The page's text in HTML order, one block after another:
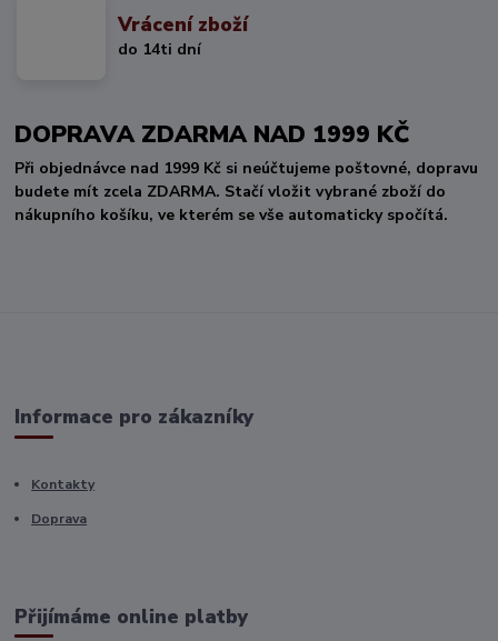
Vrácení zboží
do 14ti dní
DOPRAVA ZDARMA NAD 1999 KČ
Při objednávce nad 1999 Kč si neúčtujeme poštovné, dopravu
budete mít zcela ZDARMA. Stačí vložit vybrané zboží do
nákupního košíku, ve kterém se vše automaticky spočítá.
Informace pro zákazníky
Kontakty
Doprava
Přijímáme online platby